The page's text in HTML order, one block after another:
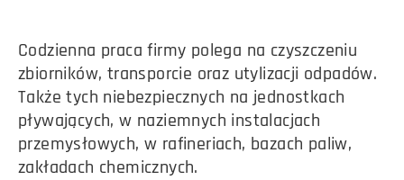
Codzienna praca firmy polega na czyszczeniu
zbiorników, transporcie oraz utylizacji odpadów.
Także tych niebezpiecznych na jednostkach
pływających, w naziemnych instalacjach
przemysłowych, w rafineriach, bazach paliw,
zakładach chemicznych.